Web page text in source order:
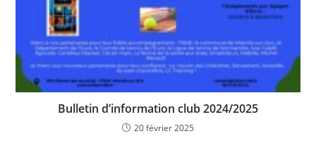
Bulletin d’information club 2024/2025
20 février 2025